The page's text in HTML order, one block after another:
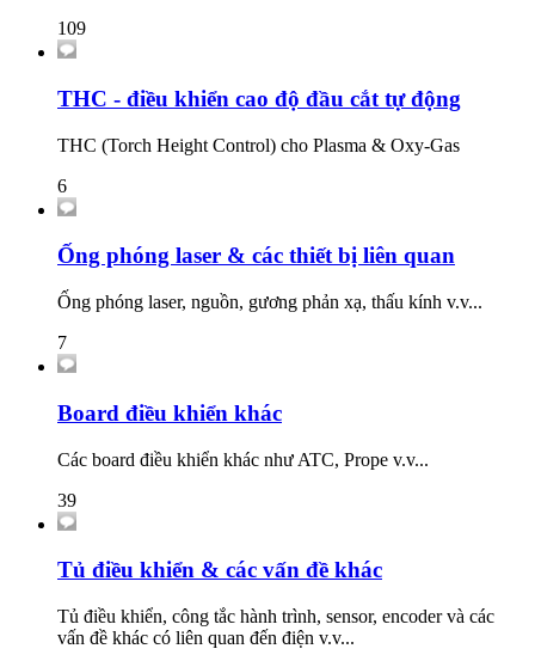
109
THC - điều khiển cao độ đầu cắt tự động
THC (Torch Height Control) cho Plasma & Oxy-Gas
6
Ống phóng laser & các thiết bị liên quan
Ống phóng laser, nguồn, gương phản xạ, thấu kính v.v...
7
Board điều khiển khác
Các board điều khiển khác như ATC, Prope v.v...
39
Tủ điều khiển & các vấn đề khác
Tủ điều khiển, công tắc hành trình, sensor, encoder và các
vấn đề khác có liên quan đến điện v.v...